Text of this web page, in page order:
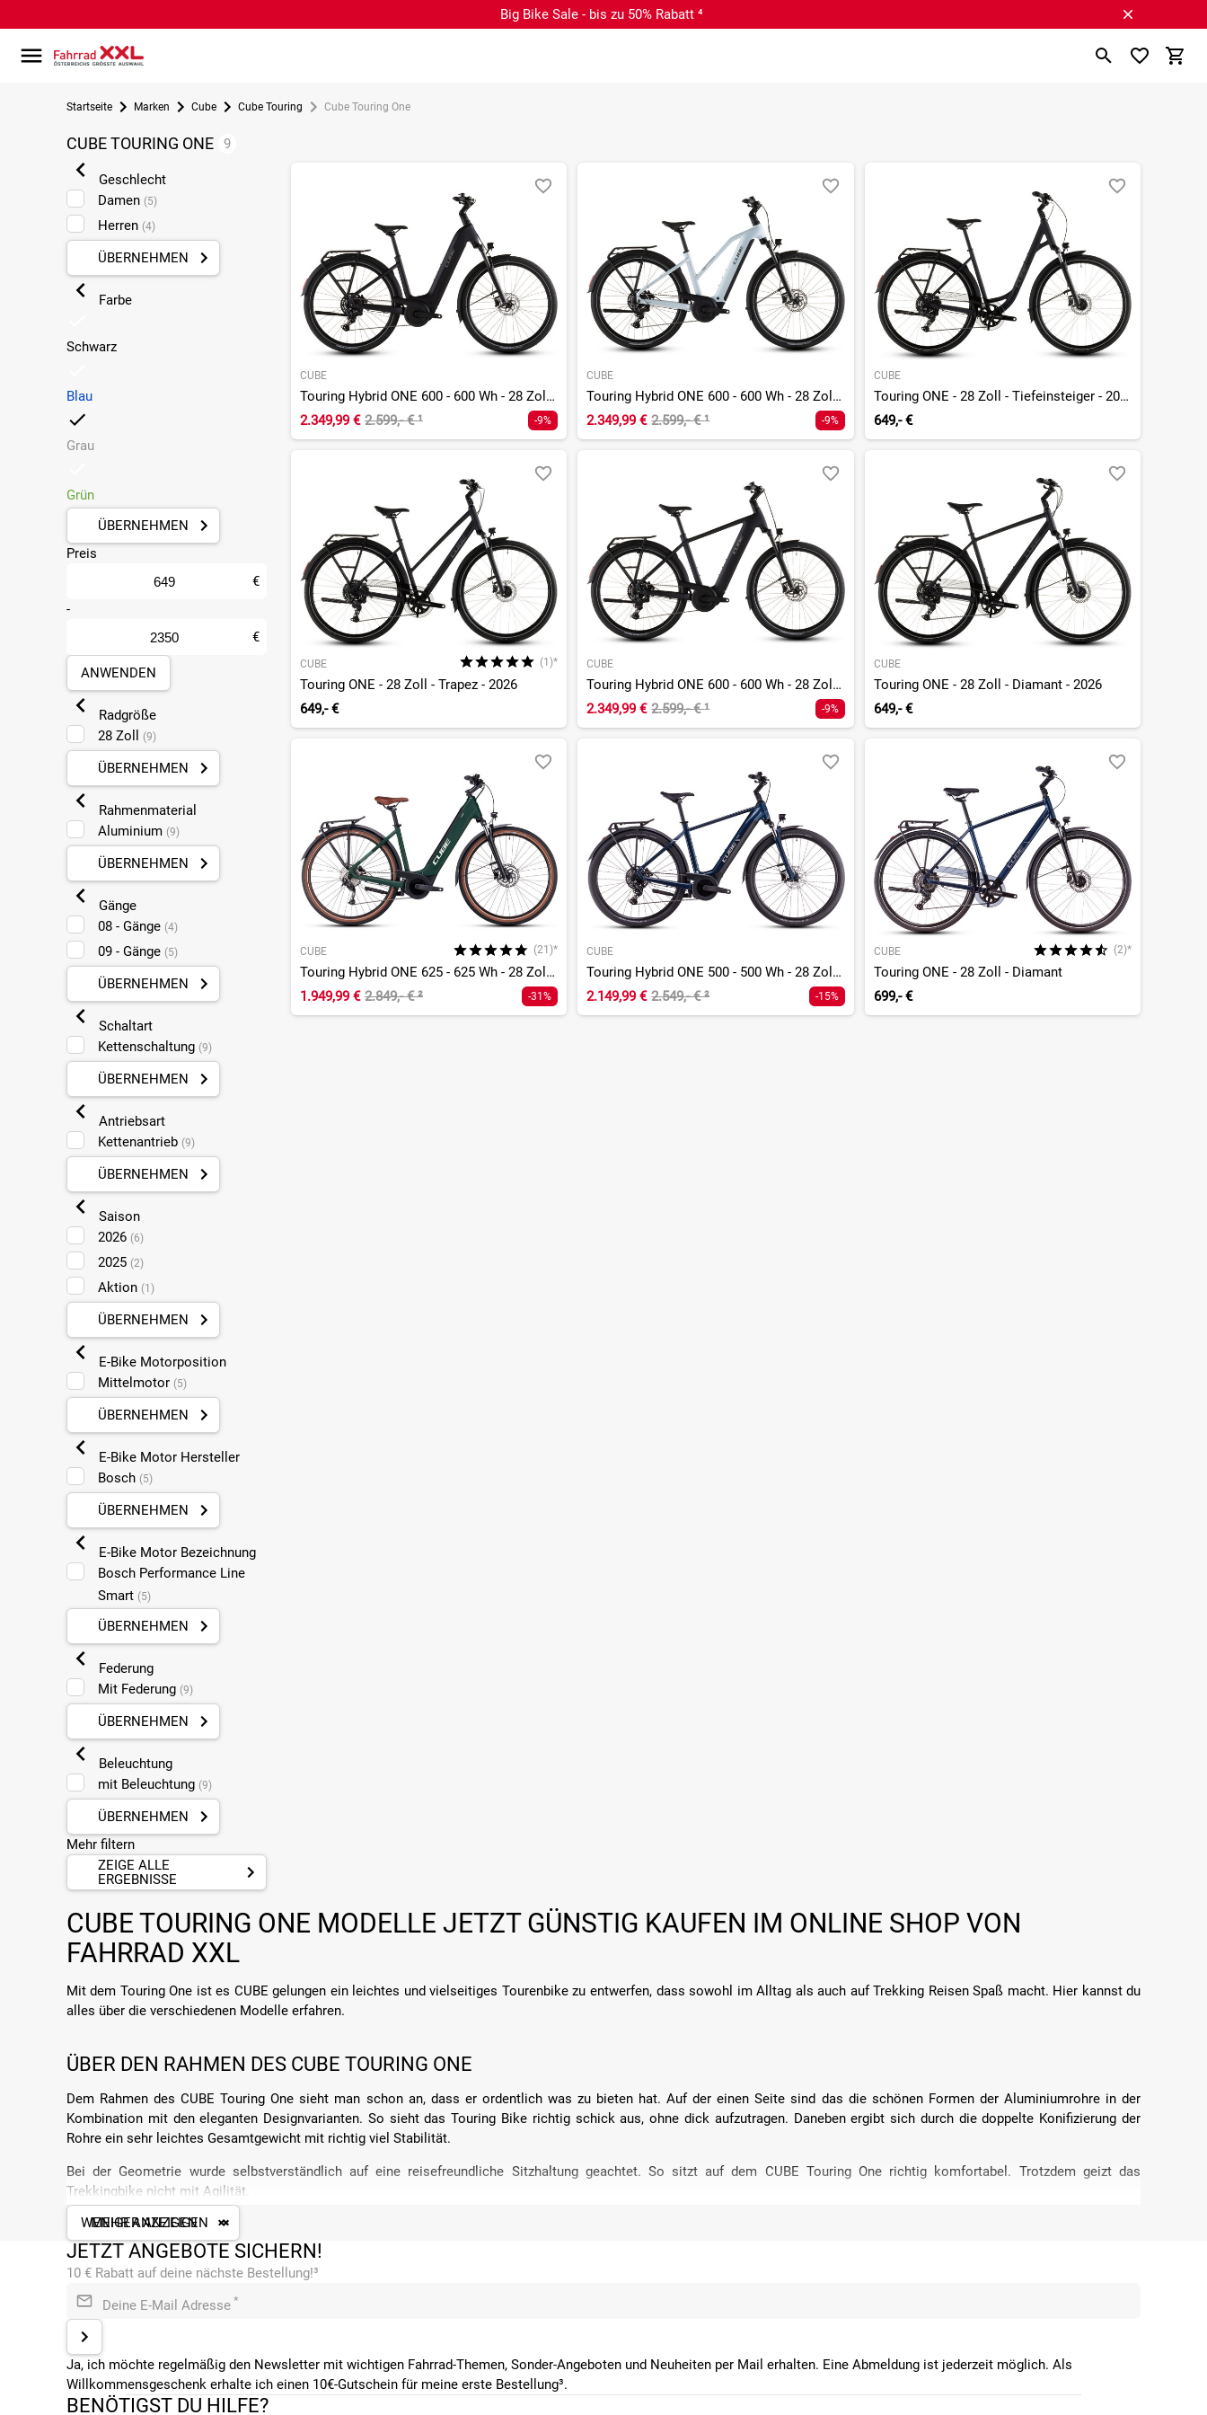
Big Bike Sale - bis zu 50% Rabatt ⁴
Startseite Marken Cube Cube Touring Cube Touring One
CUBE TOURING ONE 9
Geschlecht
Damen (5)
Herren (4)
ÜBERNEHMEN
Farbe
Schwarz
Blau
Grau
Grün
ÜBERNEHMEN
Preis
€
-
€
ANWENDEN
Radgröße
28 Zoll
(9)
ÜBERNEHMEN
Rahmenmaterial
Aluminium (9)
ÜBERNEHMEN
Gänge
08 - Gänge (4)
09 - Gänge (5)
ÜBERNEHMEN
Schaltart
Kettenschaltung (9)
ÜBERNEHMEN
Antriebsart
Kettenantrieb (9)
ÜBERNEHMEN
Saison
2026 (6)
2025 (2)
Aktion (1)
ÜBERNEHMEN
E-Bike Motorposition
Mittelmotor (5)
ÜBERNEHMEN
E-Bike Motor Hersteller
Bosch (5)
ÜBERNEHMEN
E-Bike Motor Bezeichnung
Bosch Performance Line
Smart (5)
ÜBERNEHMEN
Federung
Mit Federung (9)
ÜBERNEHMEN
Beleuchtung
mit Beleuchtung (9)
ÜBERNEHMEN
Mehr filtern
ZEIGE ALLE
ERGEBNISSE
CUBE
Touring Hybrid ONE 600 - 600 Wh - 28 Zoll - Tiefeinsteiger - 2026
2.349,99 € 2.599,- €¹ -9%
CUBE
Touring Hybrid ONE 600 - 600 Wh - 28 Zoll - Trapez - 2026
2.349,99 € 2.599,- €¹ -9%
CUBE
Touring ONE - 28 Zoll - Tiefeinsteiger - 2026
649,- €
CUBE (1)*
Touring ONE - 28 Zoll - Trapez - 2026
649,- €
CUBE
Touring Hybrid ONE 600 - 600 Wh - 28 Zoll - Diamant - 2026
2.349,99 € 2.599,- €¹ -9%
CUBE
Touring ONE - 28 Zoll - Diamant - 2026
649,- €
CUBE (21)*
Touring Hybrid ONE 625 - 625 Wh - 28 Zoll - Tiefeinsteiger
1.949,99 € 2.849,- €² -31%
CUBE
Touring Hybrid ONE 500 - 500 Wh - 28 Zoll - Diamant
2.149,99 € 2.549,- €² -15%
CUBE (2)*
Touring ONE - 28 Zoll - Diamant
699,- €
CUBE TOURING ONE MODELLE JETZT GÜNSTIG KAUFEN IM ONLINE SHOP VON
FAHRRAD XXL
Mit dem Touring One ist es CUBE gelungen ein leichtes und vielseitiges Tourenbike zu entwerfen, dass sowohl im Alltag als auch auf Trekking Reisen Spaß macht. Hier kannst du
alles über die verschiedenen Modelle erfahren.
ÜBER DEN RAHMEN DES CUBE TOURING ONE
Dem Rahmen des CUBE Touring One sieht man schon an, dass er ordentlich was zu bieten hat. Auf der einen Seite sind das die schönen Formen der Aluminiumrohre in der
Kombination mit den eleganten Designvarianten. So sieht das Touring Bike richtig schick aus, ohne dick aufzutragen. Daneben ergibt sich durch die doppelte Konifizierung der
Rohre ein sehr leichtes Gesamtgewicht mit richtig viel Stabilität.
Bei der Geometrie wurde selbstverständlich auf eine reisefreundliche Sitzhaltung geachtet. So sitzt auf dem CUBE Touring One richtig komfortabel. Trotzdem geizt das
Trekkingbike nicht mit Agilität.
Mit den innenliegenden Zügen sieht der Rahmen außerdem noch sehr sauber und aufgeräumt aus. Dadurch kannst du im Alltag auch nicht so schnell aus Versehen mal an den
Zügen hängenbleiben. Am Rahmen kannst du dafür durch die Ösen noch zwei oder einen Flaschenhalter anbauen.
Durch die verschiedenen Rahmenformen kannst du genau das passende Modell für deine Bedürfnisse wählen. Der klassische Diamantrahmen wird vor allem von Männern gern
gefahren. Die Damen Sport Variante ist dafür eher für Frauen geeignet. Das Modell mit dem tiefen Einstieg bietet dir besonders viel Komfort beim Auf- und Absteigen.
ALLE MERKMALE DES CUBE TOURING ONE
Eine wesentliche Unterscheidung der vielen Modelle des CUBE Touring One ist nach der Gruppierung mit oder ohne Elektromotor. Die Active Line (Plus) Serie ist ideal geeignet, um
damit lange Trekking Touren zu unternehmen. Aber auch für den Alltag ist sie sehr gut geeignet.
MEHR ANZEIGEN
WENIGER ANZEIGEN
JETZT ANGEBOTE SICHERN!
10 € Rabatt auf deine nächste Bestellung!³
Deine E-Mail Adresse *
Ja, ich möchte regelmäßig den Newsletter mit wichtigen Fahrrad-Themen, Sonder-Angeboten und Neuheiten per Mail erhalten. Eine Abmeldung ist jederzeit möglich. Als
Willkommensgeschenk erhalte ich einen 10€-Gutschein für meine erste Bestellung³.
BENÖTIGST DU HILFE?